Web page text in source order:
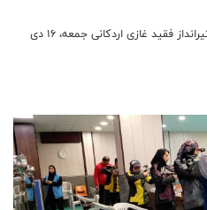
هفته ششم لیگ استان فارس، یادواره تیرانداز فقید غازی اردکانی جمعه، 16 دی